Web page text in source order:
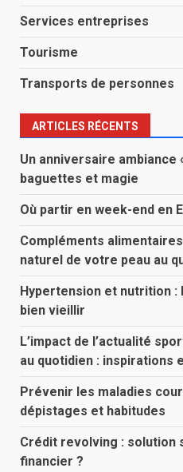
Services entreprises
Tourisme
Transports de personnes
ARTICLES RÉCENTS
Un anniversaire ambiance
baguettes et magie
Où partir en week-end en
Compléments
naturel de votre peau au
Hypertension et nutrition :
bien vieillir
L’impact de l’actualité
au quotidien : inspirations
Prévenir les maladies
dépistages et habitudes
Crédit revolving : solution
financier ?